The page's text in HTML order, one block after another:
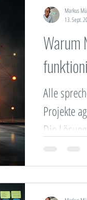
Warum
Alle
Projekte
Die
Markus
13. Sept.